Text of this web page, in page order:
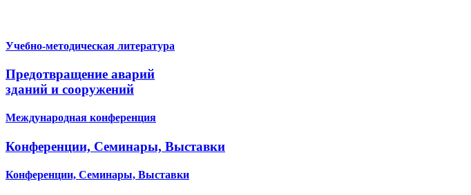
Учебно-методическая литература
Предотвращение аварий
зданий и сооружений
Международная конференция
Конференции, Семинары, Выставки
Конференции, Семинары, Выставки